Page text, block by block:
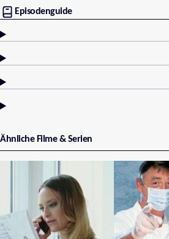
Episodenguide
Ähnliche Filme & Serien